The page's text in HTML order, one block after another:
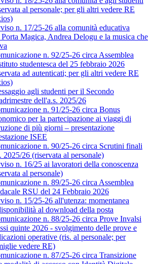
al personale; per gli altri vedere RE
n. 17/25-26 alla comunità educativa
Magica, Andrea Delogu e la musica che
n. 92/25-26 circa Assemblea
studentesca del 25 febbraio 2026
ad autenticati; per gli altri vedere RE
agli studenti per il Secondo
dell'a.s. 2025/26
n. 91/25-26 circa Bonus
per la partecipazione ai viaggi di
di più giorni – presentazione
ISEE
n. 90/25-26 circa Scrutini finali
2025/26 (riservata al personale)
n. 16/25 ai lavoratori della conoscenza
al personale)
n. 89/25-26 circa Assemblea
RSU del 24 Febbraio 2026
n. 15/25-26 all'utenza: momentanea
al download della posta
n. 88/25-26 circa Prove Invalsi
quinte 2026 - svolgimento delle prove e
operative (ris. al personale; per
vedere RE)
n. 87/25-26 circa Transizione